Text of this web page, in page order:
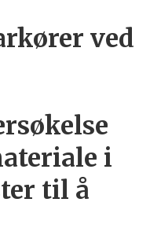
ved
i
til å